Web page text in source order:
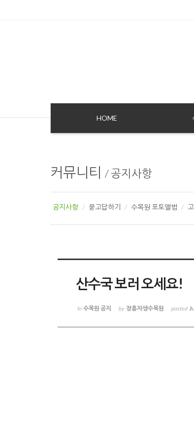
HOME
커뮤니티 /공지사항
공지사항 묻고답하기 수목원 포토앨범
산수국 보러 오세요!
In 수목원 공지 by 장흥자생수목원 posted